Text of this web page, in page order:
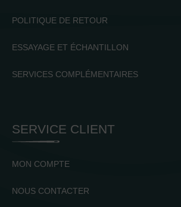
POLITIQUE DE RETOUR
ESSAYAGE ET ÉCHANTILLON
SERVICES COMPLÉMENTAIRES
SERVICE CLIENT
MON COMPTE
NOUS CONTACTER